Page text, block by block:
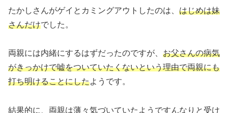
たかしさんがゲイとカミングアウトしたのは、 はじめは妹
さんだけでした。
両親には内緒にするはずだったのですが、 お父さんの病気
がきっかけで嘘をついていたくないという理由で両親にも
打ち明けることにしたようです。
結果的に、両親は薄々気づいていたようですんなりと受け